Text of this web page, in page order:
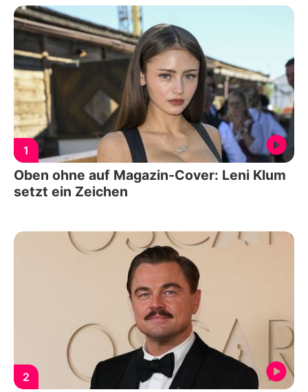
1
Oben ohne auf Magazin-Cover: Leni Klum
setzt ein Zeichen
2